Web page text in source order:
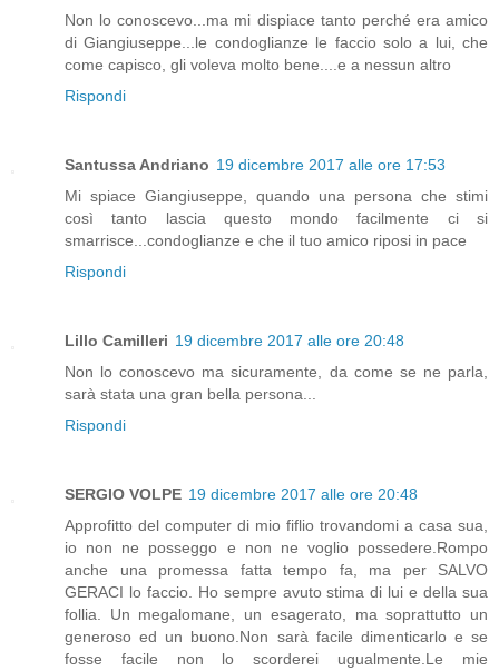
Non lo conoscevo...ma mi dispiace tanto perché era amico
di Giangiuseppe...le condoglianze le faccio solo a lui, che
come capisco, gli voleva molto bene....e a nessun altro
Rispondi
Santussa Andriano 19 dicembre 2017 alle ore 17:53
Mi spiace Giangiuseppe, quando una persona che stimi
così tanto lascia questo mondo facilmente ci si
smarrisce...condoglianze e che il tuo amico riposi in pace
Rispondi
Lillo Camilleri 19 dicembre 2017 alle ore 20:48
Non lo conoscevo ma sicuramente, da come se ne parla,
sarà stata una gran bella persona...
Rispondi
SERGIO VOLPE 19 dicembre 2017 alle ore 20:48
Approfitto del computer di mio fiflio trovandomi a casa sua,
io non ne posseggo e non ne voglio possedere.Rompo
anche una promessa fatta tempo fa, ma per SALVO
GERACI lo faccio. Ho sempre avuto stima di lui e della sua
follia. Un megalomane, un esagerato, ma soprattutto un
generoso ed un buono.Non sarà facile dimenticarlo e se
fosse facile non lo scorderei ugualmente.Le mie